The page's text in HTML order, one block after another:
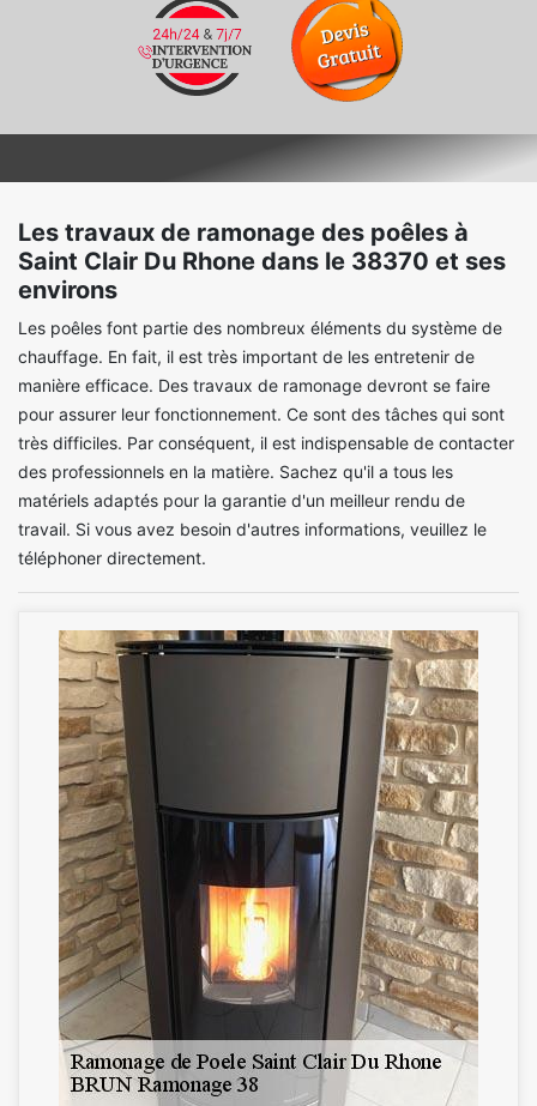
Les travaux de ramonage des poêles à
Saint Clair Du Rhone dans le 38370 et ses
environs
Les poêles font partie des nombreux éléments du système de
chauffage. En fait, il est très important de les entretenir de
manière efficace. Des travaux de ramonage devront se faire
pour assurer leur fonctionnement. Ce sont des tâches qui sont
très difficiles. Par conséquent, il est indispensable de contacter
des professionnels en la matière. Sachez qu'il a tous les
matériels adaptés pour la garantie d'un meilleur rendu de
travail. Si vous avez besoin d'autres informations, veuillez le
téléphoner directement.